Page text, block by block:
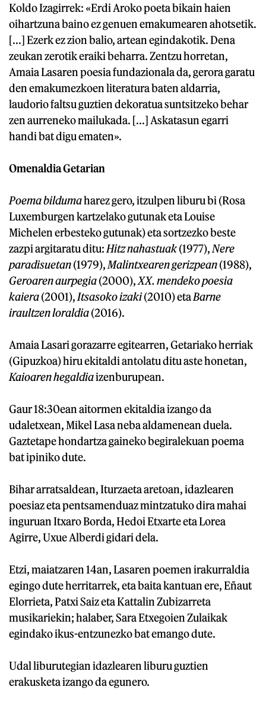
Koldo Izagirrek: «Erdi Aroko poeta bikain haien
oihartzuna baino ez genuen emakumearen ahotsetik.
[...] Ezerk ez zion balio, artean egindakotik. Dena
zeukan zerotik eraiki beharra. Zentzu horretan,
Amaia Lasaren poesia fundazionala da, gerora garatu
den emakumezkoen literatura baten aldarria,
laudorio faltsu guztien dekoratua suntsitzeko behar
zen aurreneko mailukada. [...] Askatasun egarri
handi bat digu ematen».
Omenaldia Getarian
Poemabildumaharez gero, itzulpen liburu bi (Rosa
Luxemburgen kartzelako gutunak eta Louise
Michelen erbesteko gutunak) eta sortzezko beste
zazpi argitaratu ditu: Hitz nahastuak(1977), Nere
paradisuetan(1979), Malintxearen gerizpean(1988),
Geroarenaurpegia(2000),XX. mendeko poesia
kaiera(2001), Itsasoko izaki(2010) etaBarne
iraultzen loraldia(2016).
Amaia Lasari gorazarre egitearren, Getariako herriak
(Gipuzkoa) hiru ekitaldi antolatu ditu aste honetan,
Kaioaren hegaldiaizenburupean.
Gaur 18:30ean aitormen ekitaldia izango da
udaletxean, Mikel Lasa neba aldamenean duela.
Gaztetape hondartza gaineko begiralekuan poema
bat ipiniko dute.
Bihar arratsaldean, Iturzaeta aretoan, idazlearen
poesiaz eta pentsamenduaz mintzatuko dira mahai
inguruan Itxaro Borda, Hedoi Etxarte eta Lorea
Agirre, Uxue Alberdi gidari dela.
Etzi, maiatzaren 14an, Lasaren poemen irakurraldia
egingo dute herritarrek, eta baita kantuan ere, Eñaut
Elorrieta, Patxi Saiz eta Kattalin Zubizarreta
musikariekin; halaber, Sara Etxegoien Zulaikak
egindako ikus-entzunezko bat emango dute.
Udal liburutegian idazlearen liburu guztien
erakusketa izango da egunero.